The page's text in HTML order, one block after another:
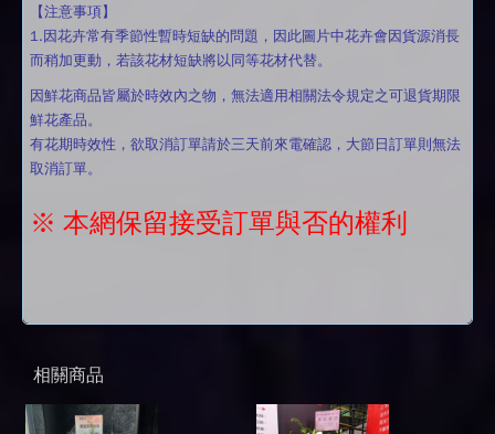
【注意事項】
1.因花卉常有季節性暫時短缺的問題，因此圖片中花卉會因貨源消長
而稍加更動，若該花材短缺將以同等花材代替。
因鮮花商品皆屬於時效內之物，無法適用相關法令規定之可退貨期限
鮮花產品。
有花期時效性，欲取消訂單請於三天前來電確認，大節日訂單則無法
取消訂單。
※ 本網保留接受訂單與否的權利
相關商品